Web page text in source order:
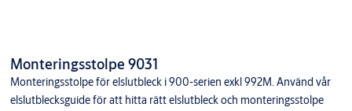
Monteringsstolpe 9031
Monteringsstolpe för elslutbleck i 900-serien exkl 992M. Använd vår
elslutblecksguide för att hitta rätt elslutbleck och monteringsstolpe